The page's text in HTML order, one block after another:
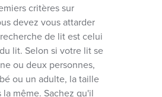
critères sur
devez vous attarder
de lit est celui
lit. Selon si votre lit se
ou deux personnes,
ou un adulte, la taille
la même. Sachez qu'il